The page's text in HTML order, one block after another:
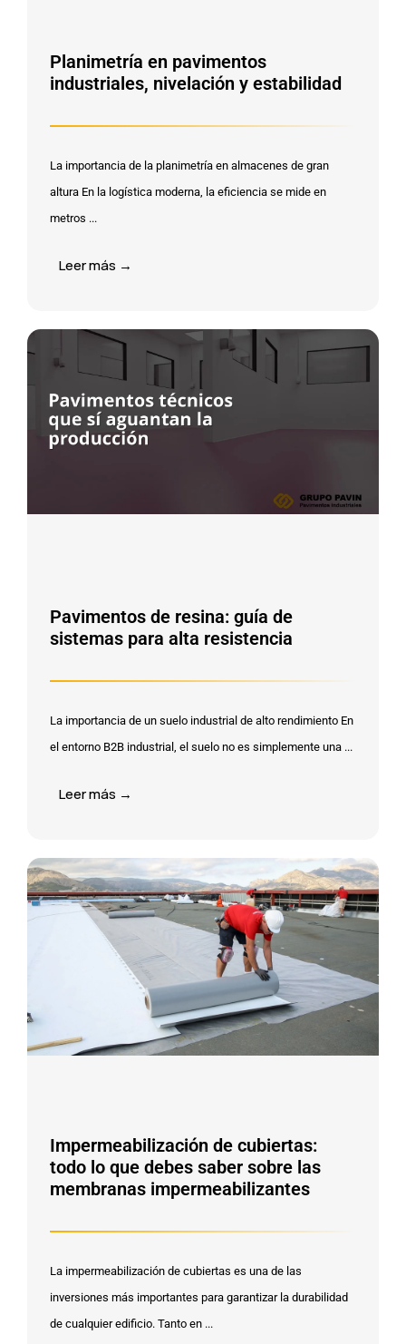
Planimetría en pavimentos
industriales, nivelación y estabilidad
La importancia de la planimetría en almacenes de gran
altura En la logística moderna, la eficiencia se mide en
metros ...
Leer más →
Pavimentos de resina: guía de
sistemas para alta resistencia
La importancia de un suelo industrial de alto rendimiento En
el entorno B2B industrial, el suelo no es simplemente una ...
Leer más →
Impermeabilización de cubiertas:
todo lo que debes saber sobre las
membranas impermeabilizantes
La impermeabilización de cubiertas es una de las
inversiones más importantes para garantizar la durabilidad
de cualquier edificio. Tanto en ...